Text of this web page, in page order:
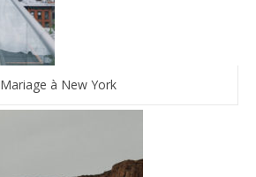
Mariage à New York